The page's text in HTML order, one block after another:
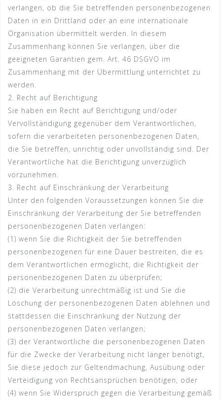
verlangen, ob die Sie betreffenden personenbezogenen
Daten in ein Drittland oder an eine internationale
Organisation übermittelt werden. In diesem
Zusammenhang können Sie verlangen, über die
geeigneten Garantien gem. Art. 46 DSGVO im
Zusammenhang mit der Übermittlung unterrichtet zu
werden.
2. Recht auf Berichtigung
Sie haben ein Recht auf Berichtigung und/oder
Vervollständigung gegenüber dem Verantwortlichen,
sofern die verarbeiteten personenbezogenen Daten,
die Sie betreffen, unrichtig oder unvollständig sind. Der
Verantwortliche hat die Berichtigung unverzüglich
vorzunehmen.
3. Recht auf Einschränkung der Verarbeitung
Unter den folgenden Voraussetzungen können Sie die
Einschränkung der Verarbeitung der Sie betreffenden
personenbezogenen Daten verlangen:
(1) wenn Sie die Richtigkeit der Sie betreffenden
personenbezogenen für eine Dauer bestreiten, die es
dem Verantwortlichen ermöglicht, die Richtigkeit der
personenbezogenen Daten zu überprüfen;
(2) die Verarbeitung unrechtmäßig ist und Sie die
Löschung der personenbezogenen Daten ablehnen und
stattdessen die Einschränkung der Nutzung der
personenbezogenen Daten verlangen;
(3) der Verantwortliche die personenbezogenen Daten
für die Zwecke der Verarbeitung nicht länger benötigt,
Sie diese jedoch zur Geltendmachung, Ausübung oder
Verteidigung von Rechtsansprüchen benötigen, oder
(4) wenn Sie Widerspruch gegen die Verarbeitung gemäß